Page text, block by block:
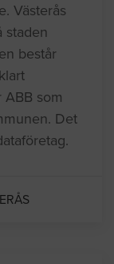
Västerås
staden
består
som
Det